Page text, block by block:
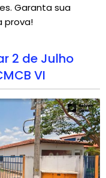
Garanta sua
prova!
2 de Julho
VI